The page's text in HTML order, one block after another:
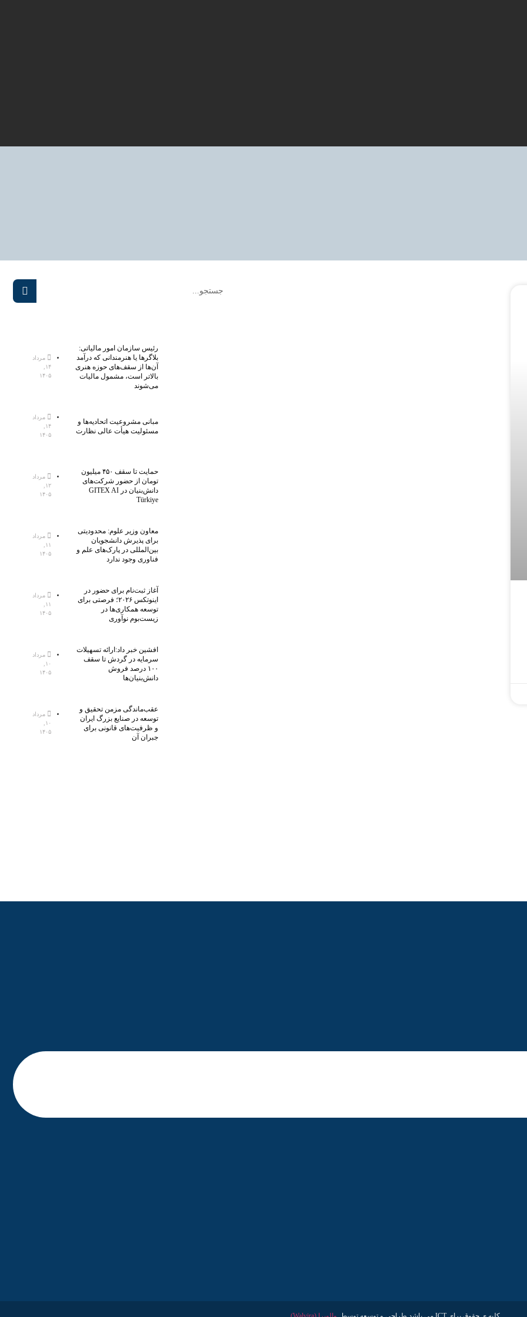
رئیس سازمان امور مالیاتی:
بلاگر‌ها یا هنرمندانی که درآمد
آن‌ها از سقف‌های حوزه هنری
بالاتر است، مشمول مالیات
می‌شوند
مرداد
۱۴,
۱۴۰۵
مبانی مشروعیت اتحادیه‌ها و
مسئولیت هیأت عالی نظارت
مرداد
۱۴,
۱۴۰۵
حمایت تا سقف ۴۵۰ میلیون
تومان از حضور شرکت‌های
دانش‌بنیان در GITEX AI
Türkiye
مرداد
۱۲,
۱۴۰۵
معاون وزیر علوم: محدودیتی
برای پذیرش دانشجویان
بین‌المللی در پارک‌های علم و
فناوری وجود ندارد
مرداد
۱۱,
۱۴۰۵
آغاز ثبت‌نام برای حضور در
اینوتکس ۲۰۲۶؛ فرصتی برای
توسعه همکاری‌ها در
زیست‌بوم نوآوری
مرداد
۱۱,
۱۴۰۵
افشین خبر داد:ارائه تسهیلات
سرمایه در گردش تا سقف
۱۰۰ درصد فروش
دانش‌بنیان‌ها
مرداد
۱۰,
۱۴۰۵
عقب‌ماندگی مزمن تحقیق و
توسعه در صنایع بزرگ ایران
و ظرفیت‌های قانونی برای
جبران آن
مرداد
۱۰,
۱۴۰۵